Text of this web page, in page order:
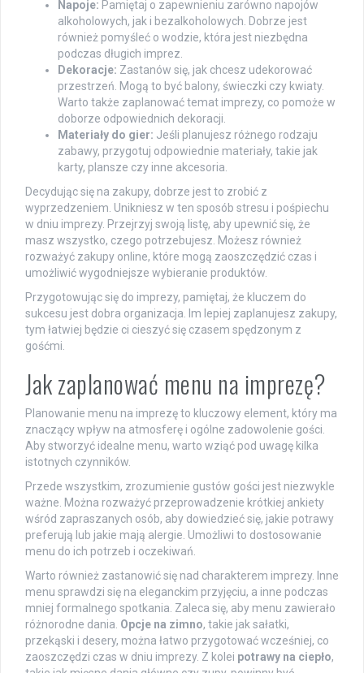
Napoje: Pamiętaj o zapewnieniu zarówno napojów
alkoholowych, jak i bezalkoholowych. Dobrze jest
również pomyśleć o wodzie, która jest niezbędna
podczas długich imprez.
Dekoracje: Zastanów się, jak chcesz udekorować
przestrzeń. Mogą to być balony, świeczki czy kwiaty.
Warto także zaplanować temat imprezy, co pomoże w
doborze odpowiednich dekoracji.
Materiały do gier: Jeśli planujesz różnego rodzaju
zabawy, przygotuj odpowiednie materiały, takie jak
karty, plansze czy inne akcesoria.
Decydując się na zakupy, dobrze jest to zrobić z
wyprzedzeniem. Unikniesz w ten sposób stresu i pośpiechu
w dniu imprezy. Przejrzyj swoją listę, aby upewnić się, że
masz wszystko, czego potrzebujesz. Możesz również
rozważyć zakupy online, które mogą zaoszczędzić czas i
umożliwić wygodniejsze wybieranie produktów.
Przygotowując się do imprezy, pamiętaj, że kluczem do
sukcesu jest dobra organizacja. Im lepiej zaplanujesz zakupy,
tym łatwiej będzie ci cieszyć się czasem spędzonym z
gośćmi.
Jak zaplanować menu na imprezę?
Planowanie menu na imprezę to kluczowy element, który ma
znaczący wpływ na atmosferę i ogólne zadowolenie gości.
Aby stworzyć idealne menu, warto wziąć pod uwagę kilka
istotnych czynników.
Przede wszystkim, zrozumienie gustów gości jest niezwykle
ważne. Można rozważyć przeprowadzenie krótkiej ankiety
wśród zapraszanych osób, aby dowiedzieć się, jakie potrawy
preferują lub jakie mają alergie. Umożliwi to dostosowanie
menu do ich potrzeb i oczekiwań.
Warto również zastanowić się nad charakterem imprezy. Inne
menu sprawdzi się na eleganckim przyjęciu, a inne podczas
mniej formalnego spotkania. Zaleca się, aby menu zawierało
różnorodne dania. Opcje na zimno, takie jak sałatki,
przekąski i desery, można łatwo przygotować wcześniej, co
zaoszczędzi czas w dniu imprezy. Z kolei potrawy na ciepło,